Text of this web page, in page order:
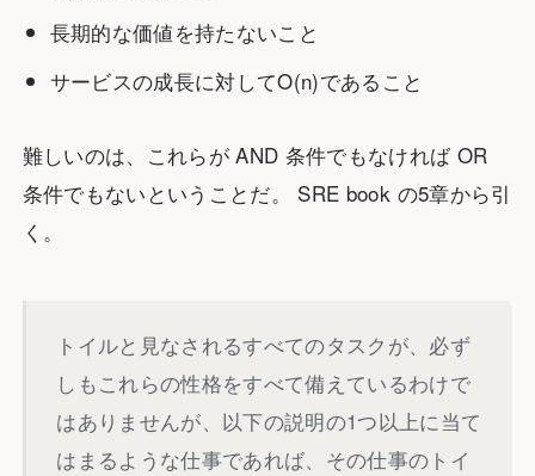
長期的な価値を持たないこと
サービスの成長に対してO(n)であること
難しいのは、これらが AND 条件でもなければ OR
条件でもないということだ。 SRE book の5章から引
く。
トイルと見なされるすべてのタスクが、必ず
しもこれらの性格をすべて備えているわけで
はありませんが、以下の説明の1つ以上に当て
はまるような仕事であれば、その仕事のトイ